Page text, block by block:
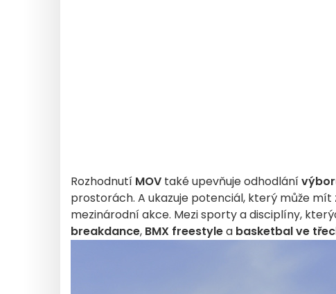
Rozhodnutí MOV také upevňuje odhodlání
prostorách. A ukazuje potenciál, který může mít
mezinárodní akce. Mezi sporty a disciplíny,
breakdance, BMX freestylea basketbal ve